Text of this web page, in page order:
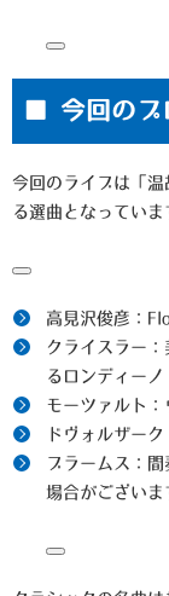
■ 今回のプ
今回のライブは「
る選曲となっていま
高見沢俊彦：
クライスラー
るロンディーノ
モーツァルト
ドヴォルザー
ブラームス：
場合がございま